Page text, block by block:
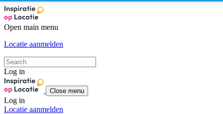
Open main menu
Locatie aanmelden
Log in
Close menu
Log in
Locatie aanmelden